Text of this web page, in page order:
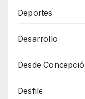
Deportes
Desarrollo
Desde
Desfile